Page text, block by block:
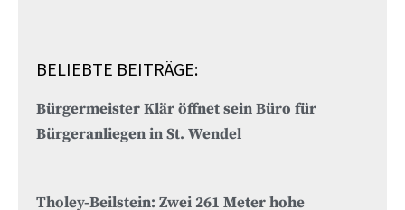
BELIEBTE BEITRÄGE:
Bürgermeister Klär öffnet sein Büro für
Bürgeranliegen in St. Wendel
Tholey-Beilstein: Zwei 261 Meter hohe